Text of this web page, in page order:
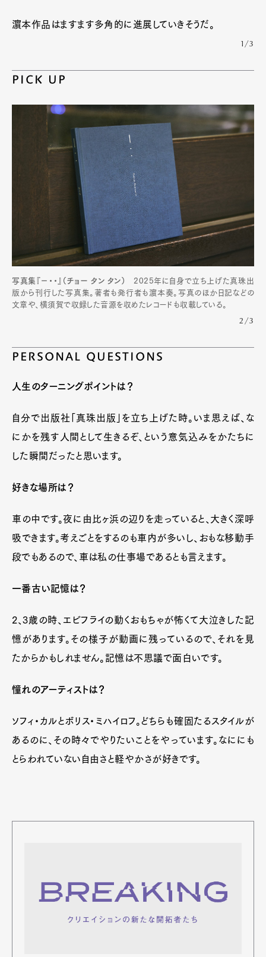
濵本作品はますます多角的に進展していきそうだ。
1/3
PICK UP
写真集『−・・』（チョー タン タン） 2025年に自身で立ち上げた真珠出
版から刊行した写真集。著者も発行者も濵本奏。写真のほか日記などの
文章や、横須賀で収録した音源を収めたレコードも収載している。
2/3
PERSONAL QUESTIONS
人生のターニングポイントは？
自分で出版社「真珠出版」を立ち上げた時。いま思えば、な
にかを残す人間として生きるぞ、という意気込みをかたちに
した瞬間だったと思います。
好きな場所は？
車の中です。夜に由比ヶ浜の辺りを走っていると、大きく深呼
吸できます。考えごとをするのも車内が多いし、おもな移動手
段でもあるので、車は私の仕事場であるとも言えます。
一番古い記憶は？
2、3歳の時、エビフライの動くおもちゃが怖くて大泣きした記
憶があります。その様子が動画に残っているので、それを見
たからかもしれません。記憶は不思議で面白いです。
憧れのアーティストは？
ソフィ・カルとボリス・ミハイロフ。どちらも確固たるスタイルが
あるのに、その時々でやりたいことをやっています。なににも
とらわれていない自由さと軽やかさが好きです。